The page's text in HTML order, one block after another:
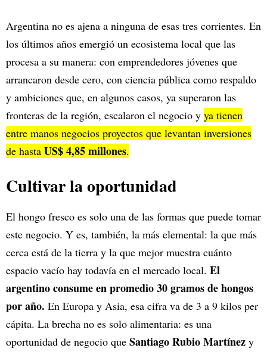
Argentina no es ajena a ninguna de esas tres corrientes. En
los últimos años emergió un ecosistema local que las
procesa a su manera: con emprendedores jóvenes que
arrancaron desde cero, con ciencia pública como respaldo
y ambiciones que, en algunos casos, ya superaron las
fronteras de la región, escalaron el negocio y ya tienen
entre manos negocios proyectos que levantan inversiones
de hasta US$ 4,85 millones.
Cultivar la oportunidad
El hongo fresco es solo una de las formas que puede tomar
este negocio. Y es, también, la más elemental: la que más
cerca está de la tierra y la que mejor muestra cuánto
espacio vacío hay todavía en el mercado local. El
argentino consume en promedio 30 gramos de hongos
por año. En Europa y Asia, esa cifra va de 3 a 9 kilos per
cápita. La brecha no es solo alimentaria: es una
oportunidad de negocio que Santiago Rubio Martínez y